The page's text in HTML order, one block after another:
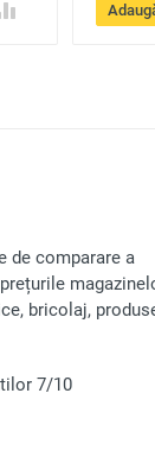
de comparare a
bricolaj,
7/10